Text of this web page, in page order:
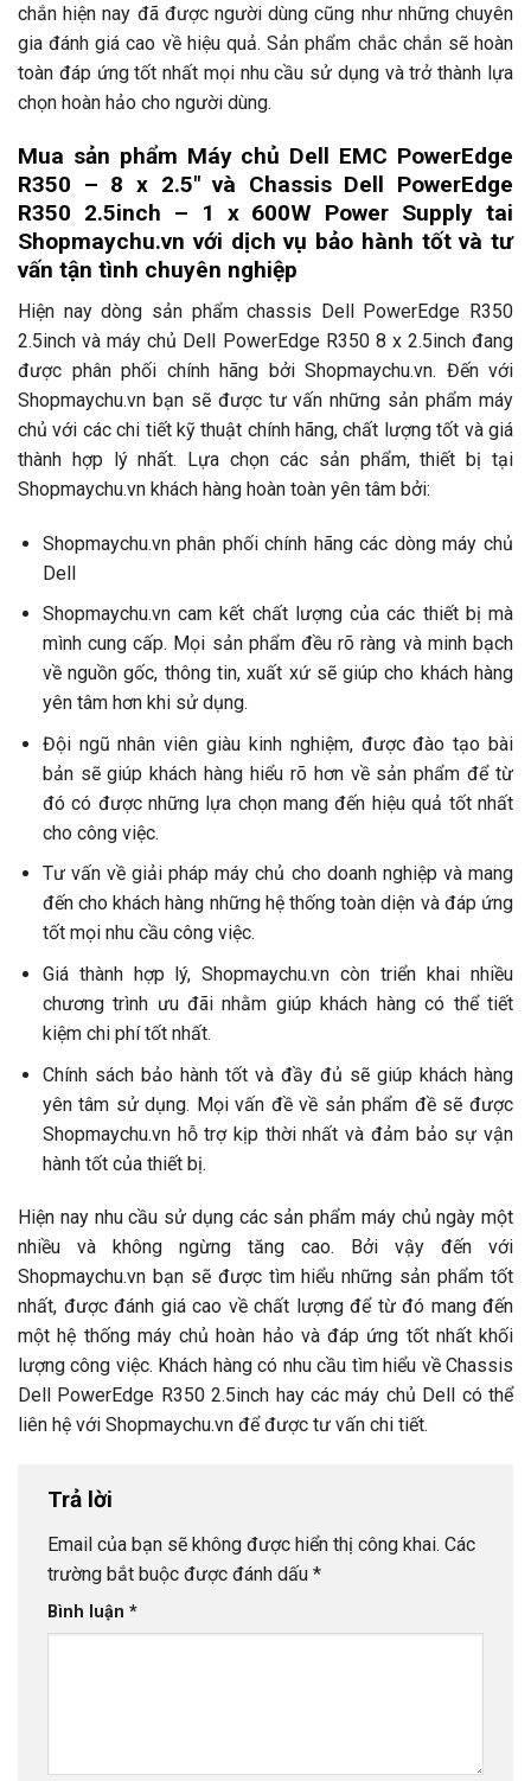
chắn hiện nay đã được người dùng cũng như những chuyên
gia đánh giá cao về hiệu quả. Sản phẩm chắc chắn sẽ hoàn
toàn đáp ứng tốt nhất mọi nhu cầu sử dụng và trở thành lựa
chọn hoàn hảo cho người dùng.
Mua sản phẩm Máy chủ Dell EMC PowerEdge
R350 – 8 x 2.5″ và Chassis Dell PowerEdge
R350 2.5inch – 1 x 600W Power Supply tai
Shopmaychu.vn với dịch vụ bảo hành tốt và tư
vấn tận tình chuyên nghiệp
Hiện nay dòng sản phẩm chassis Dell PowerEdge R350
2.5inch và máy chủ Dell PowerEdge R350 8 x 2.5inch đang
được phân phối chính hãng bởi Shopmaychu.vn. Đến với
Shopmaychu.vn bạn sẽ được tư vấn những sản phẩm máy
chủ với các chi tiết kỹ thuật chính hãng, chất lượng tốt và giá
thành hợp lý nhất. Lựa chọn các sản phẩm, thiết bị tại
Shopmaychu.vn khách hàng hoàn toàn yên tâm bởi:
Shopmaychu.vn phân phối chính hãng các dòng máy chủ
Dell
Shopmaychu.vn cam kết chất lượng của các thiết bị mà
mình cung cấp. Mọi sản phẩm đều rõ ràng và minh bạch
về nguồn gốc, thông tin, xuất xứ sẽ giúp cho khách hàng
yên tâm hơn khi sử dụng.
Đội ngũ nhân viên giàu kinh nghiệm, được đào tạo bài
bản sẽ giúp khách hàng hiểu rõ hơn về sản phẩm để từ
đó có được những lựa chọn mang đến hiệu quả tốt nhất
cho công việc.
Tư vấn về giải pháp máy chủ cho doanh nghiệp và mang
đến cho khách hàng những hệ thống toàn diện và đáp ứng
tốt mọi nhu cầu công việc.
Giá thành hợp lý, Shopmaychu.vn còn triển khai nhiều
chương trình ưu đãi nhằm giúp khách hàng có thể tiết
kiệm chi phí tốt nhất.
Chính sách bảo hành tốt và đầy đủ sẽ giúp khách hàng
yên tâm sử dụng. Mọi vấn đề về sản phẩm đề sẽ được
Shopmaychu.vn hỗ trợ kịp thời nhất và đảm bảo sự vận
hành tốt của thiết bị.
Hiện nay nhu cầu sử dụng các sản phẩm máy chủ ngày một
nhiều và không ngừng tăng cao. Bởi vậy đến với
Shopmaychu.vn bạn sẽ được tìm hiểu những sản phẩm tốt
nhất, được đánh giá cao về chất lượng để từ đó mang đến
một hệ thống máy chủ hoàn hảo và đáp ứng tốt nhất khối
lượng công việc. Khách hàng có nhu cầu tìm hiểu về Chassis
Dell PowerEdge R350 2.5inch hay các máy chủ Dell có thể
liên hệ với Shopmaychu.vn để được tư vấn chi tiết.
Trả lời
Email của bạn sẽ không được hiển thị công khai. Các
trường bắt buộc được đánh dấu *
Bình luận *